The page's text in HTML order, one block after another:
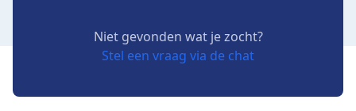
Niet gevonden wat je zocht?
Stel een vraag via de chat